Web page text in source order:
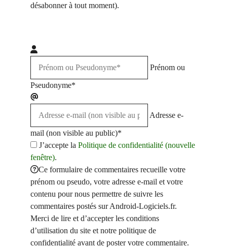
désabonner à tout moment).
Prénom ou
Pseudonyme*
Adresse e-
mail (non visible au public)*
J’accepte la Politique de confidentialité (nouvelle
fenêtre).
Ce formulaire de commentaires recueille votre
prénom ou pseudo, votre adresse e-mail et votre
contenu pour nous permettre de suivre les
commentaires postés sur Android-Logiciels.fr.
Merci de lire et d’accepter les conditions
d’utilisation du site et notre politique de
confidentialité avant de poster votre commentaire.